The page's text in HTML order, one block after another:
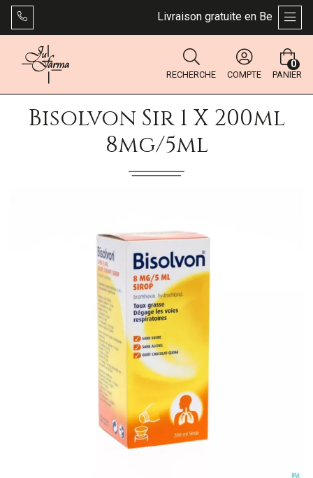
Livraison gratuite en Belgique
RECHERCHE COMPTE PANIER
0
Bisolvon Sir 1 X 200ml
8mg/5ml